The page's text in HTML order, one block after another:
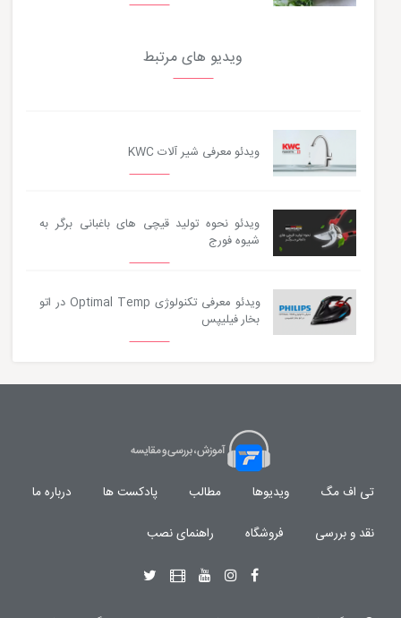
ویدیو های مرتبط
ویدئو معرفی شیر آلات KWC
ویدئو نحوه تولید قیچی های باغبانی برگر به
شیوه فورج
ویدئو معرفی تکنولوژی Optimal Temp در اتو
بخار فیلیپس
تی اف مگ ویدیوها مطالب پادکست ها درباره ما
نقد و بررسی فروشگاه راهنمای نصب